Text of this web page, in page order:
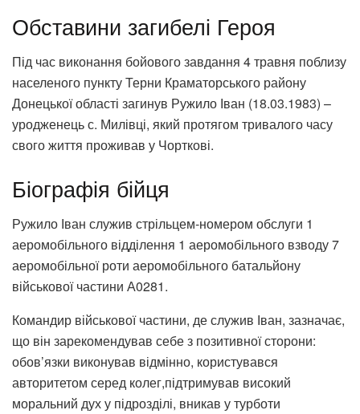
Обставини загибелі Героя
Під час виконання бойового завдання 4 травня поблизу
населеного пункту Терни Краматорського району
Донецької області загинув Ружило Іван (18.03.1983) –
уродженець с. Милівці, який протягом тривалого часу
свого життя проживав у Чорткові.
Біографія бійця
Ружило Іван служив стрільцем-номером обслуги 1
аеромобільного відділення 1 аеромобільного взводу 7
аеромобільної роти аеромобільного батальйону
військової частини А0281.
Командир військової частини, де служив Іван, зазначає,
що він зарекомендував себе з позитивної сторони:
обов’язки виконував відмінно, користувався
авторитетом серед колег,підтримував високий
моральний дух у підрозділі, вникав у турботи